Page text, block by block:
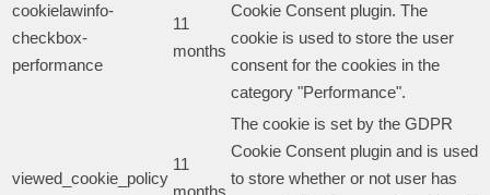
cookielawinfo-
checkbox-
performance
11
months
Cookie Consent plugin. The
cookie is used to store the user
consent for the cookies in the
category "Performance".
viewed_cookie_policy
11
The cookie is set by the GDPR
Cookie Consent plugin and is used
to store whether or not user has